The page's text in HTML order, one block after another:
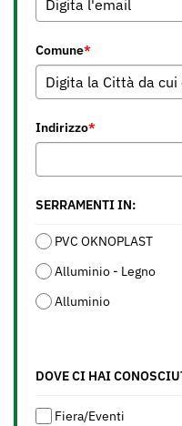
Comune*
Indirizzo*
SERRAMENTI IN:
PVC OKNOPLAST
Alluminio - Legno
Alluminio
DOVE CI HAI
Fiera/Eventi